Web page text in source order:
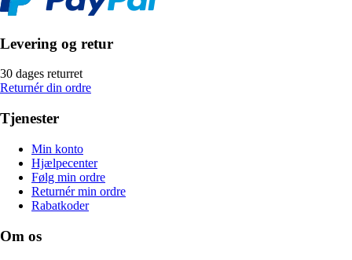
Levering og retur
30 dages returret
Returnér din ordre
Tjenester
Min konto
Hjælpecenter
Følg min ordre
Returnér min ordre
Rabatkoder
Om os